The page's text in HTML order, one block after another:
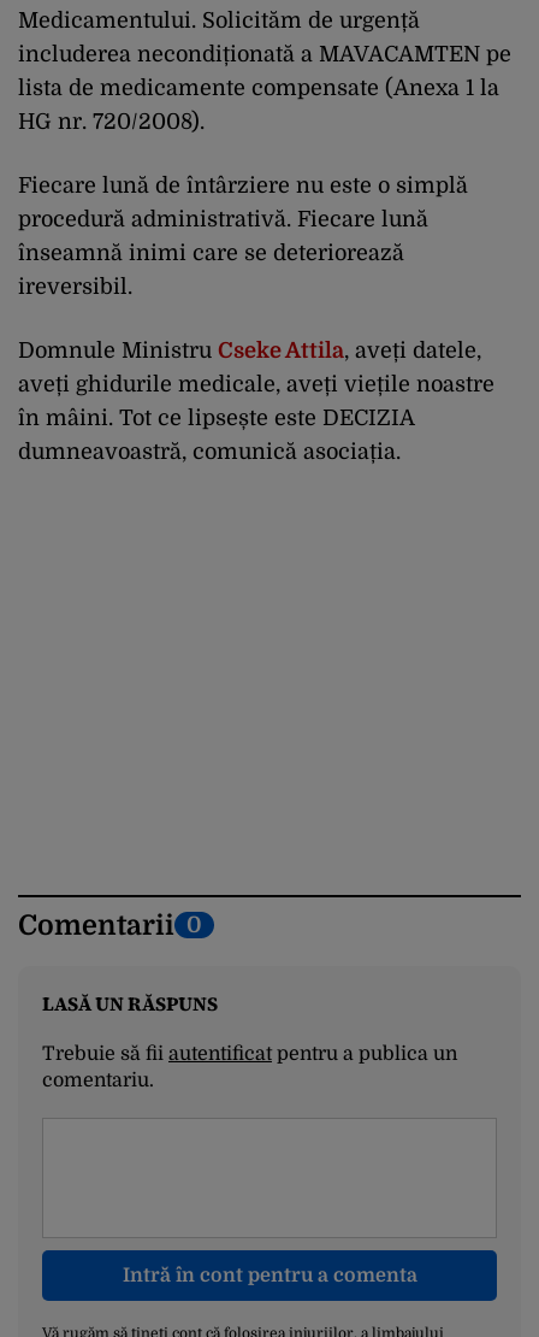
Medicamentului. Solicităm de urgență
includerea necondiționată a MAVACAMTEN pe
lista de medicamente compensate (Anexa 1 la
HG nr. 720/2008).
Fiecare lună de întârziere nu este o simplă
procedură administrativă. Fiecare lună
înseamnă inimi care se deteriorează
ireversibil.
Domnule Ministru Cseke Attila, aveți datele,
aveți ghidurile medicale, aveți viețile noastre
în mâini. Tot ce lipsește este DECIZIA
dumneavoastră, comunică asociația.
Comentarii 0
LASĂ UN RĂSPUNS
Trebuie să fii autentificatpentru a publica un
comentariu.
Intră în cont pentru a comenta
Vă rugăm să țineți cont că folosirea injuriilor, a limbajului